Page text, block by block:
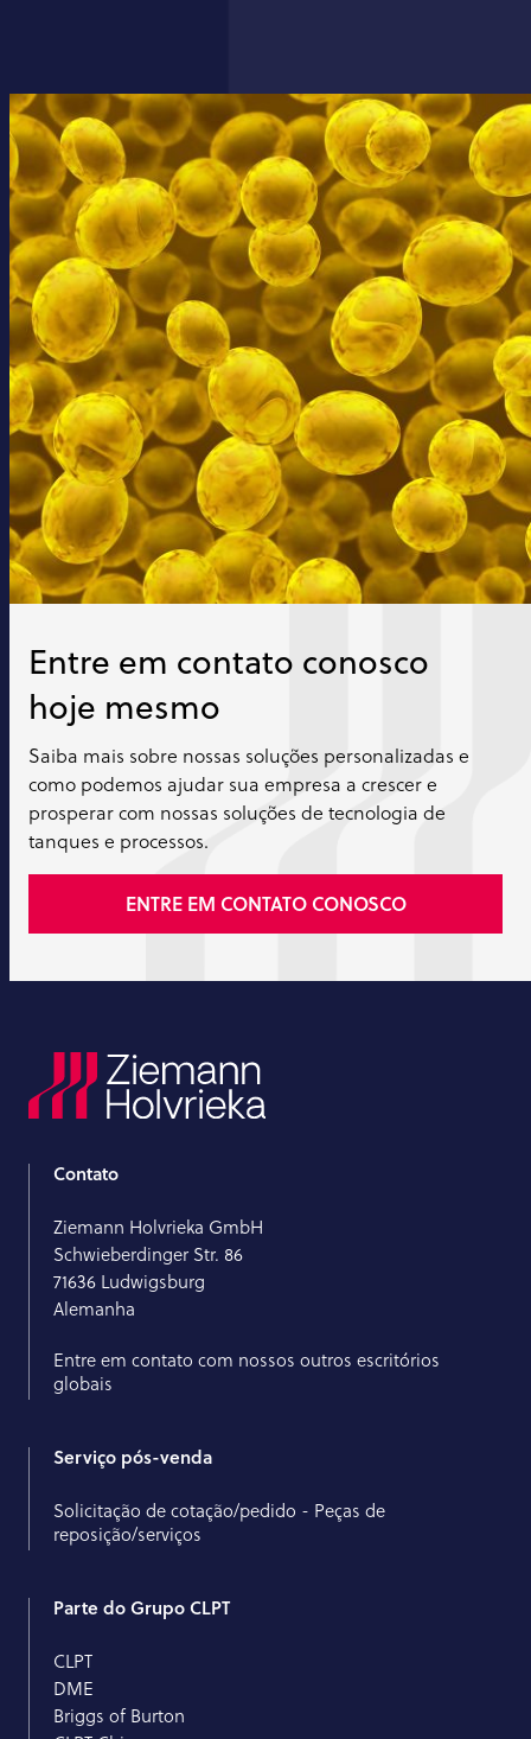
Entre em contato conosco
hoje mesmo
Saiba mais sobre nossas soluções personalizadas e
como podemos ajudar sua empresa a crescer e
prosperar com nossas soluções de tecnologia de
tanques e processos.
ENTRE EM CONTATO CONOSCO
Contato
Ziemann Holvrieka GmbH
Schwieberdinger Str. 86
71636 Ludwigsburg
Alemanha
Entre em contato com nossos outros escritórios
globais
Serviço pós-venda
Solicitação de cotação/pedido - Peças de
reposição/serviços
Parte do Grupo CLPT
CLPT
DME
Briggs of Burton